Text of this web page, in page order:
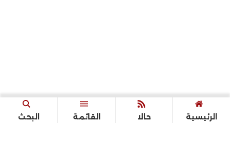
الرئيسية حالا القائمة البحث